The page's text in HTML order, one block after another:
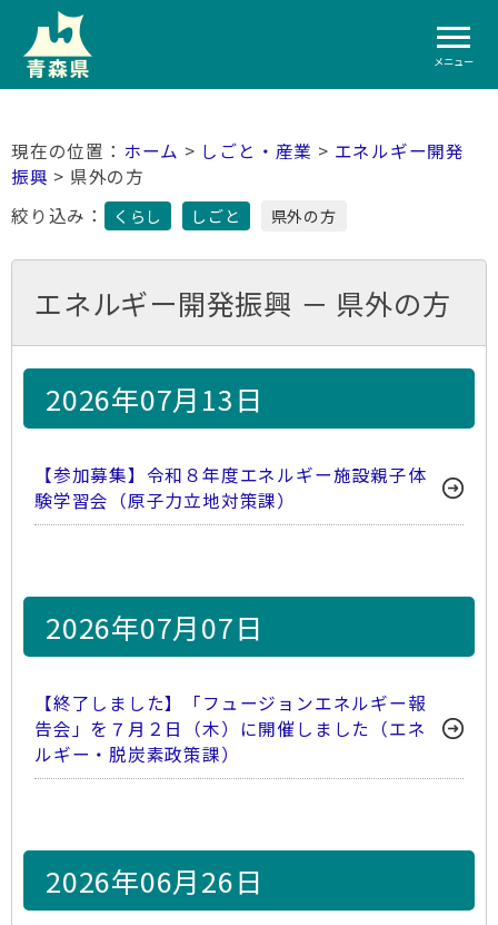
メニュー
ホーム > しごと・産業 > エネルギー開発
振興 > 県外の方
絞り込み：
くらし しごと 県外の方
エネルギー開発振興 － 県外の方
2026年07月13日
【参加募集】令和８年度エネルギー施設親子体
験学習会（原子力立地対策課）
2026年07月07日
【終了しました】「フュージョンエネルギー報
告会」を７月２日（木）に開催しました（エネ
ルギー・脱炭素政策課）
2026年06月26日